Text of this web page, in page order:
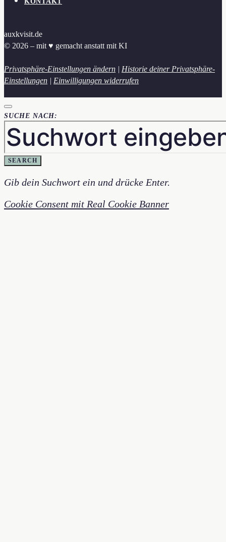
auxkvisit.de
© 2026 – mit ♥︎ gemacht anstatt mit KI
Privatsphäre-Einstellungen ändern | Historie deiner Privatsphäre-
Einstellungen | Einwilligungen widerrufen
SUCHE NACH:
SEARCH
Gib dein Suchwort ein und drücke Enter.
Cookie Consent mit Real Cookie Banner